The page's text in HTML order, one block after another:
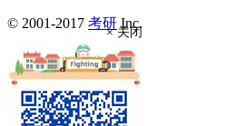
© 2001-2017 考研Inc.
返回顶部 返回版块
× 关闭